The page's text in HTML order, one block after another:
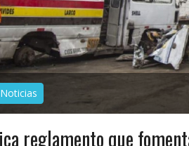
Noticias
reglamento que